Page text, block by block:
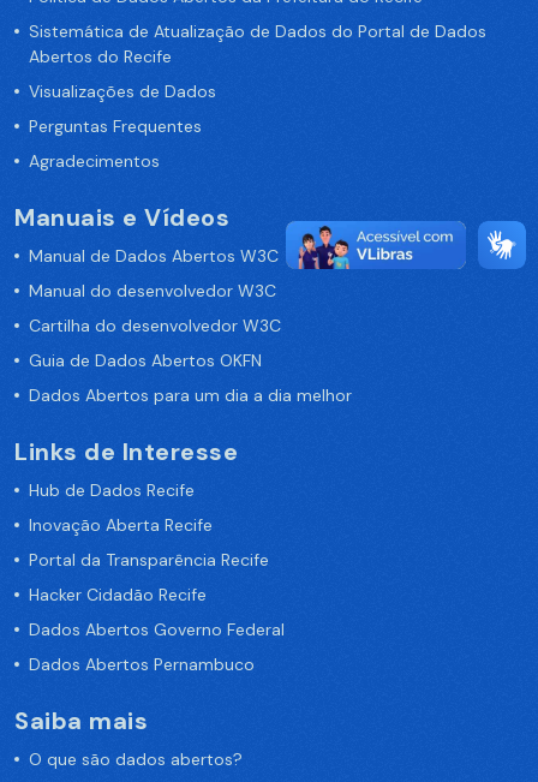
Sistemática de Atualização de Dados do Portal de Dados
Abertos do Recife
Visualizações de Dados
Perguntas Frequentes
Agradecimentos
Manuais e Vídeos
Manual de Dados Abertos W3C
Manual do desenvolvedor W3C
Cartilha do desenvolvedor W3C
Guia de Dados Abertos OKFN
Dados Abertos para um dia a dia melhor
Links de Interesse
Hub de Dados Recife
Inovação Aberta Recife
Portal da Transparência Recife
Hacker Cidadão Recife
Dados Abertos Governo Federal
Dados Abertos Pernambuco
Saiba mais
O que são dados abertos?